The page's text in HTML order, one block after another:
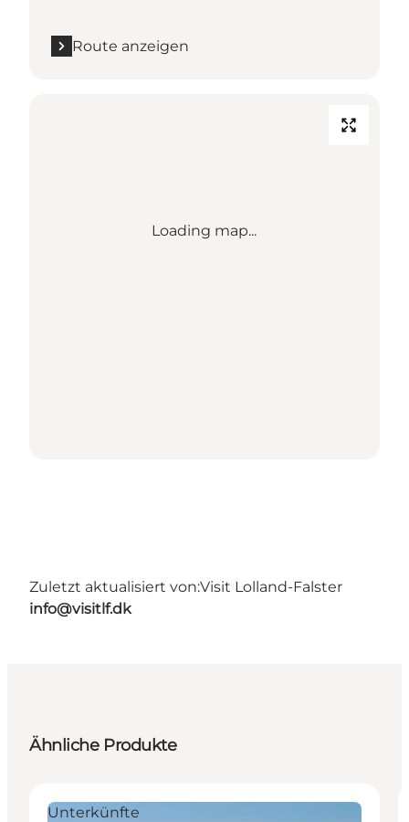
Route anzeigen
Loading map...
Zuletzt aktualisiert von:Visit Lolland-Falster
info@visitlf.dk
Ähnliche Produkte
Unterkünfte